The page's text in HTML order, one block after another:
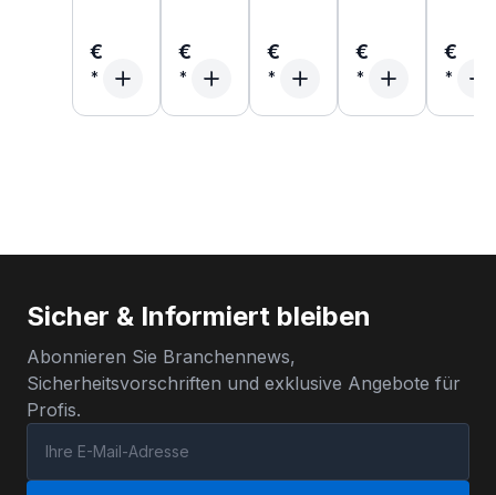
€ € € € €
Sicher & Informiert bleiben
Abonnieren Sie Branchennews,
Sicherheitsvorschriften und exklusive Angebote für
Profis.